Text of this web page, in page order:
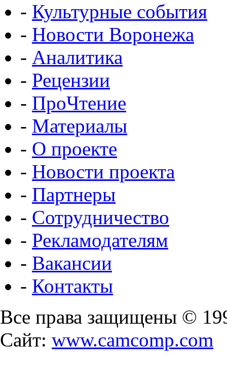
- Культурные события
- Новости Воронежа
- Аналитика
- Рецензии
- ПроЧтение
- Материалы
- О проекте
- Новости проекта
- Партнеры
- Сотрудничество
- Рекламодателям
- Вакансии
- Контакты
Все права защищены ©
Сайт: www.camcomp.com